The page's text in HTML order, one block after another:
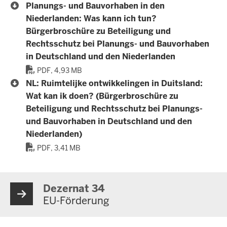
Planungs- und Bauvorhaben in den
Niederlanden: Was kann ich tun?
Bürgerbroschüre zu Beteiligung und
Rechtsschutz bei Planungs- und Bauvorhaben
in Deutschland und den Niederlanden
PDF, 4,93 MB
NL: Ruimtelijke ontwikkelingen in Duitsland:
Wat kan ik doen? (Bürgerbroschüre zu
Beteiligung und Rechtsschutz bei Planungs-
und Bauvorhaben in Deutschland und den
Niederlanden)
PDF, 3,41 MB
Dezernat 34
EU-Förderung